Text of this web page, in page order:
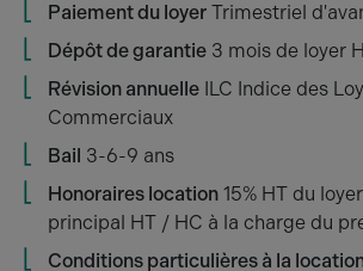
Paiement du loyer Trimestriel
Dépôt de garantie 3 mois de loyer
Révision annuelle ILC Indice des
Commerciaux
Bail 3-6-9 ans
Honoraires location 15% HT du
principal HT / HC à la charge du
Conditions particulières à la